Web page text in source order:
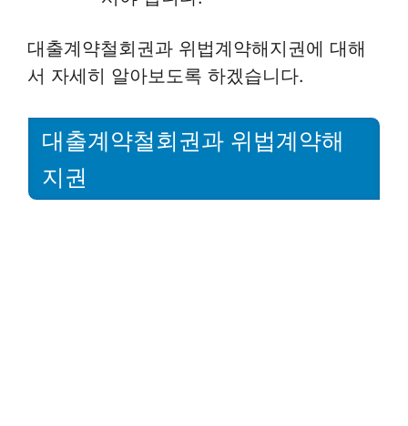
대출계약철회권과 위법계약해지권에 대해
서 자세히 알아보도록 하겠습니다.
대출계약철회권과 위법계약해
지권